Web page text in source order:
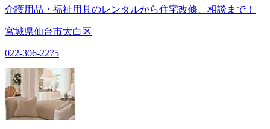
介護用品・福祉用具のレンタルから住宅改修、相談まで！
宮城県仙台市太白区
022-306-2275